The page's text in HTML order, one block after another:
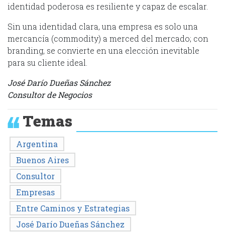
identidad poderosa es resiliente y capaz de escalar.
Sin una identidad clara, una empresa es solo una
mercancía (commodity) a merced del mercado; con
branding, se convierte en una elección inevitable
para su cliente ideal.
José Darío Dueñas Sánchez
Consultor de Negocios
Temas
Argentina
Buenos Aires
Consultor
Empresas
Entre Caminos y Estrategias
José Darío Dueñas Sánchez